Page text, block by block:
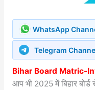
WhatsApp
Telegram
Bihar Board Matric-
आप भी 2025 में बिहार बोर्ड